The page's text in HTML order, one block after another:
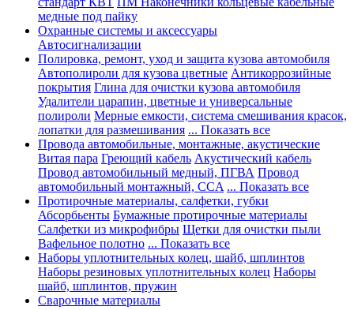
медные под пайку
Охранные системы и аксессуары
Автосигнализации
Полировка, ремонт, уход и защита кузова автомобиля
Автополироли для кузова цветные Антикоррозийные
покрытия Глина для очистки кузова автомобиля
Удалители царапин, цветные и универсальные
полироли Мерные емкости, система смешивания красок,
лопатки для размешивания ... Показать все
Провода автомобильные, монтажные, акустические
Витая пара Греющий кабель Акустический кабель
Провод автомобильный медный, ПГВА Провод
автомобильный монтажный, CCA ... Показать все
Протирочные материалы, салфетки, губки
Абсорбьенты Бумажные протирочные материалы
Салфетки из микрофибры Щетки для очистки пыли
Вафельное полотно ... Показать все
Наборы уплотнительных колец, шайб, шплинтов
Наборы резиновых уплотнительных колец Наборы
шайб, шплинтов, пружин
Сварочные материалы